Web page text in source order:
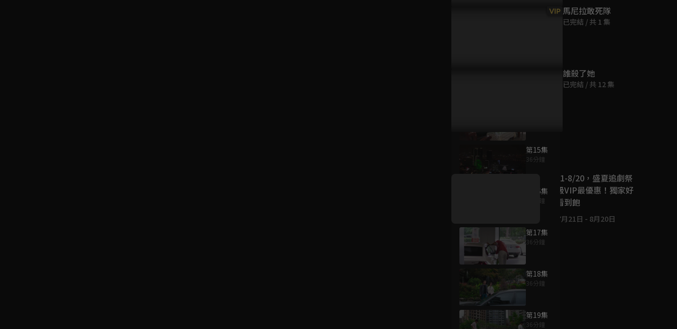
第15集
36分鐘
第16集
36分鐘
第17集
36分鐘
第18集
36分鐘
第19集
36分鐘
VIP 馬尼拉敢死隊
已完結 / 共 1 集
誰殺了她
已完結 / 共 12 集
好康資訊
7/21-8/20，盛夏追劇祭
升級VIP最優惠！獨家好
戲看到飽
7月21日 - 8月20日